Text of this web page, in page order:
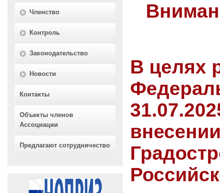
Членство
Контроль
Законодательство
Новости
Контакты
Объекты членов
Ассоциации
Предлагают сотрудничество
В целях